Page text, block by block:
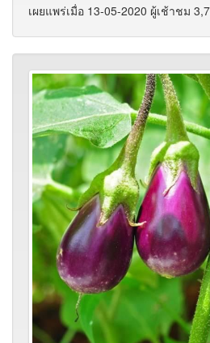
เผยแพร่เมื่อ 13-05-2020 ผู้เช้าชม